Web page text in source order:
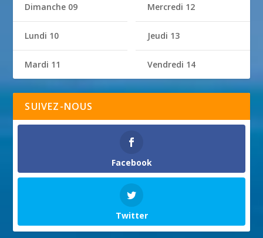
Dimanche 09
Lundi 10
Mardi 11
Mercredi 12
Jeudi 13
Vendredi 14
SUIVEZ-NOUS
Facebook
Twitter